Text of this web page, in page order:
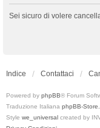
Sei sicuro di volere
Indice Contattaci
Powered by phpBB® Forum
Traduzione Italiana phpBB-
Style we_universal created by